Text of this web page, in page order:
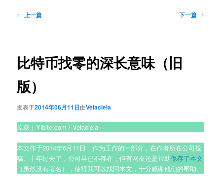
文
← 上一篇 下一篇 →
比特币找零的深长意味（旧
版）
发表于2014年06月11日由Velaciela
原载于Yibite.com / Velaciela
本文作于2014年6月11日，作为工作的一部分，在作者所在公司投
稿。十年过去了，公司早已不存在，但有网友还是帮助保存了本文
（虽然没有署名），使得我可以找回本文，十分感谢他们的帮助。